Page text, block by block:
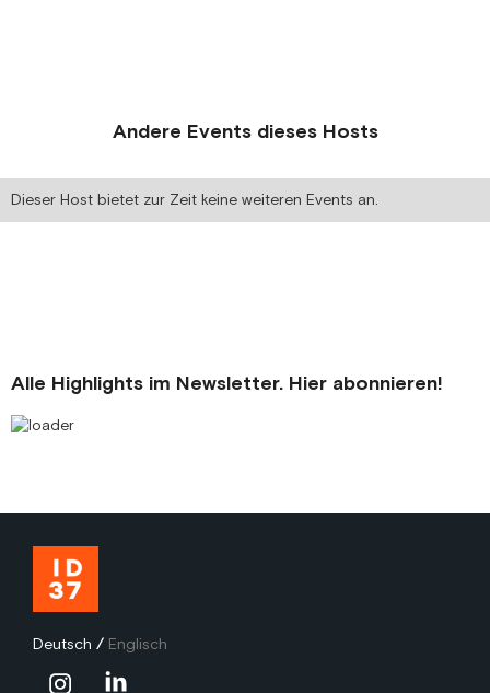
Andere Events dieses Hosts
Dieser Host bietet zur Zeit keine weiteren Events an.
Alle Highlights im Newsletter. Hier abonnieren!
Deutsch / Englisch